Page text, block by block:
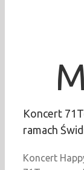
Koncert
ramach
Koncert